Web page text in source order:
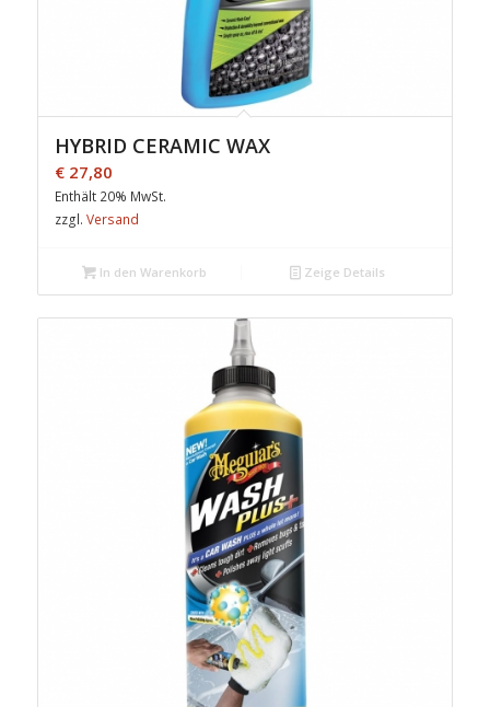
HYBRID CERAMIC WAX
€27,80
Enthält 20% MwSt.
zzgl. Versand
In den Warenkorb Zeige Details